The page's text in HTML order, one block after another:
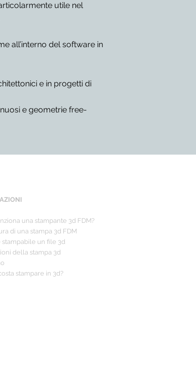
utile nel
all’interno del software in
e in progetti di
e geometrie free-
una stampante 3d FDM?
di una stampa 3d FDM
stampabile un file 3d
della stampa 3d
stampare in 3d?